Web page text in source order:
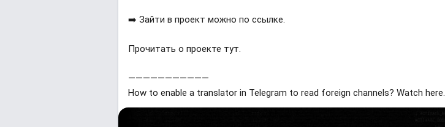
➡️ Зайти в проект можно по ссылке.
Прочитать о проекте тут.
———————————
How to enable a translator in Telegram to read foreign channels? Watch here.